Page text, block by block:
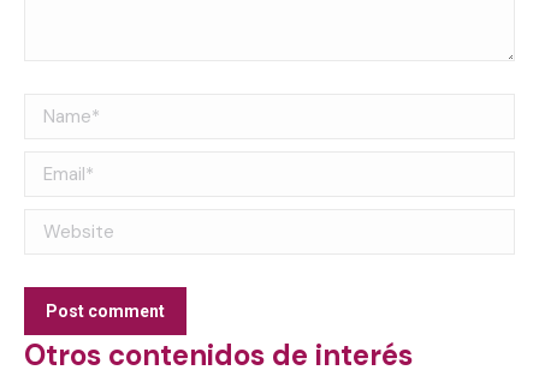
Name *
Email *
Website
Post comment
Otros contenidos de interés